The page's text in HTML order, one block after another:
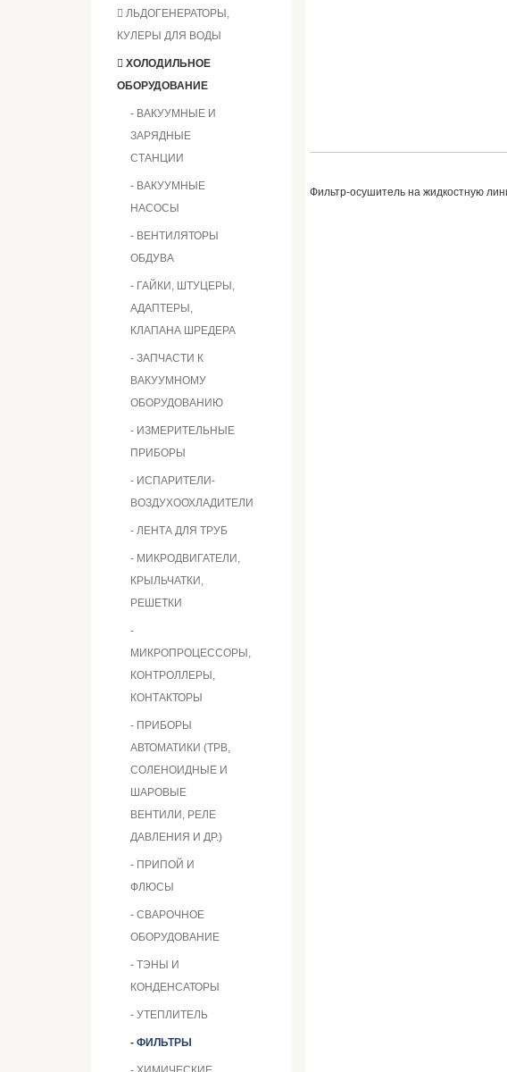
ЛЬДОГЕНЕРАТОРЫ,
КУЛЕРЫ ДЛЯ ВОДЫ
ХОЛОДИЛЬНОЕ
ОБОРУДОВАНИЕ
- ВАКУУМНЫЕ И
ЗАРЯДНЫЕ
СТАНЦИИ
- ВАКУУМНЫЕ
НАСОСЫ
- ВЕНТИЛЯТОРЫ
ОБДУВА
- ГАЙКИ, ШТУЦЕРЫ,
АДАПТЕРЫ,
КЛАПАНА ШРЕДЕРА
- ЗАПЧАСТИ К
ВАКУУМНОМУ
ОБОРУДОВАНИЮ
- ИЗМЕРИТЕЛЬНЫЕ
ПРИБОРЫ
- ИСПАРИТЕЛИ-
ВОЗДУХООХЛАДИТЕЛИ
- ЛЕНТА ДЛЯ ТРУБ
- МИКРОДВИГАТЕЛИ,
КРЫЛЬЧАТКИ,
РЕШЕТКИ
-
МИКРОПРОЦЕССОРЫ,
КОНТРОЛЛЕРЫ,
КОНТАКТОРЫ
- ПРИБОРЫ
АВТОМАТИКИ (ТРВ,
СОЛЕНОИДНЫЕ И
ШАРОВЫЕ
ВЕНТИЛИ, РЕЛЕ
ДАВЛЕНИЯ И ДР.)
- ПРИПОЙ И
ФЛЮСЫ
- СВАРОЧНОЕ
ОБОРУДОВАНИЕ
- ТЭНЫ И
КОНДЕНСАТОРЫ
- УТЕПЛИТЕЛЬ
- ФИЛЬТРЫ
Фильтр-осушитель на жидкостную